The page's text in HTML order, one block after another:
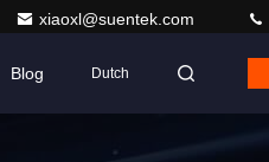
xiaoxl@suentek.com
Blog Dutch